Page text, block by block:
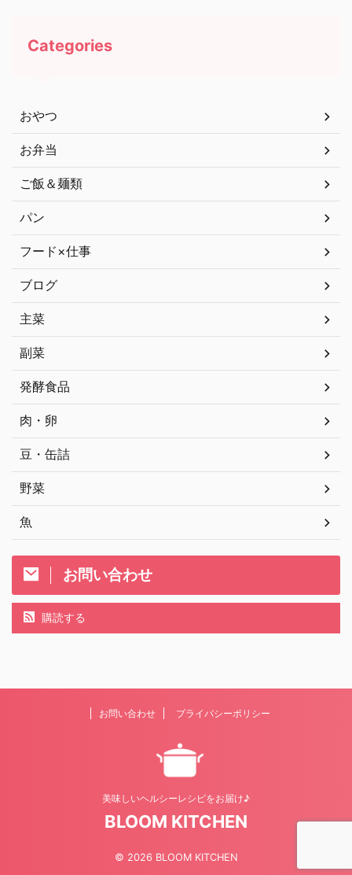
Categories
おやつ
お弁当
ご飯＆麺類
パン
フード×仕事
ブログ
主菜
副菜
発酵食品
肉・卵
豆・缶詰
野菜
魚
お問い合わせ
購読する
お問い合わせ プライバシーポリシー
美味しいヘルシーレシピをお届け♪
BLOOM KITCHEN
© 2026 BLOOM KITCHEN